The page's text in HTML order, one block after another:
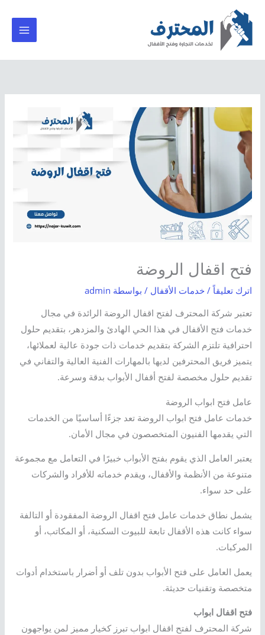
المحتوى
فتح اقفال الروضة
اترك تعليقاً / خدمات الأقفال / بواسطة admin
تعتبر شركة المحترف لفتح اقفال الروضة الرائدة في مجال
خدمات فتح الأقفال في هذا الحي الهادئ والمزدهر، بتقديم حلول
احترافية تلتزم الشركة بتقديم خدمات ذات جودة عالية لعملائها،
يتميز فريق المحترفين لديها بالمهارات الفنية العالية والتفاني في
تقديم حلول مخصصة لفتح أقفال الأبواب بدقة وسرعة.
عامل فتح ابواب الروضة
خدمات عامل فتح ابواب الروضة تعد جزءًا أساسيًا من الخدمات
التي يقدمها الفنيون المتخصصون في مجال الأمان.
يعتبر العامل الذي يقوم بفتح الأبواب خبيرًا في التعامل مع مجموعة
متنوعة من الأنظمة والأقفال، ويقدم خدماته للأفراد والشركات
على حد سواء.
يشمل نطاق خدمات عامل فتح اقفال الروضة المفقودة أو التالفة
سواء كانت هذه الأقفال تابعة للبيوت السكنية، أو المكاتب، أو
المركبات.
يعمل العامل على فتح الأبواب بدون تلف أو أضرار باستخدام أدوات
متخصصة وتقنيات حديثة.
فتح اقفال ابواب
شركة المحترف لفتح اقفال ابواب تبرز كخيار مميز لمن يواجهون